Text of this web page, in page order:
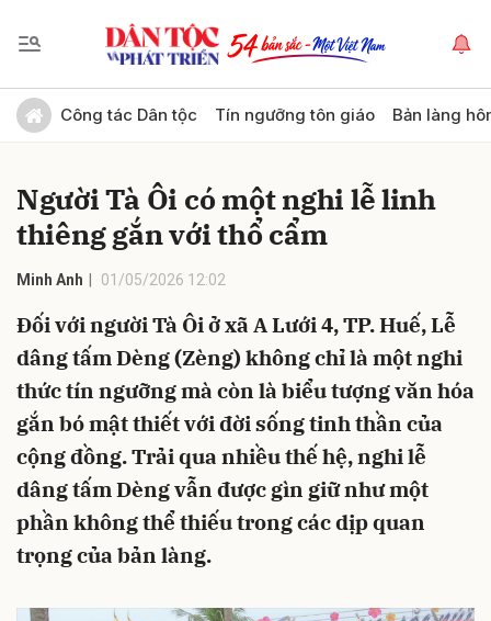
Công tác Dân tộc Tín ngưỡng tôn giáo Bản làng
Người Tà Ôi có một nghi lễ linh
thiêng gắn với thổ cẩm
Minh Anh 01/05/2026 12:02
Đối với người Tà Ôi ở xã A Lưới 4, TP. Huế, Lễ
dâng tấm Dèng (Zèng) không chỉ là một nghi
thức tín ngưỡng mà còn là biểu tượng văn hóa
gắn bó mật thiết với đời sống tinh thần của
cộng đồng. Trải qua nhiều thế hệ, nghi lễ
dâng tấm Dèng vẫn được gìn giữ như một
phần không thể thiếu trong các dịp quan
trọng của bản làng.
Gửi bình luận
Hủy Gửi